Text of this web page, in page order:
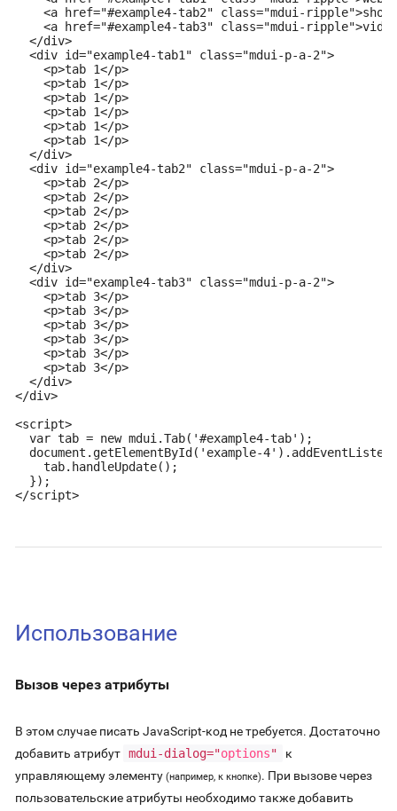
<a href="#example4-tab2" class="mdui-
<a href="#example4-tab3" class="mdui-
  </div>
  <div id="example4-tab1" class="mdui-p-a-2">
    <p>tab 1</p>
    <p>tab 1</p>
    <p>tab 1</p>
    <p>tab 1</p>
    <p>tab 1</p>
    <p>tab 1</p>
  </div>
  <div id="example4-tab2" class="mdui-p-a-2">
    <p>tab 2</p>
    <p>tab 2</p>
    <p>tab 2</p>
    <p>tab 2</p>
    <p>tab 2</p>
    <p>tab 2</p>
  </div>
  <div id="example4-tab3" class="mdui-p-a-2">
    <p>tab 3</p>
    <p>tab 3</p>
    <p>tab 3</p>
    <p>tab 3</p>
    <p>tab 3</p>
    <p>tab 3</p>
  </div>
</div>
<script>
  var tab = new mdui.Tab('#example4-tab');
document.getElementById('example-
    tab.handleUpdate();
  });
</script>
Использование
Вызов через атрибуты
В этом случае писать JavaScript-код не требуется. Достаточно
добавить атрибут mdui-dialog="options"
к
управляющему элементу (например, к кнопке). При вызове через
пользовательские атрибуты необходимо также добавить